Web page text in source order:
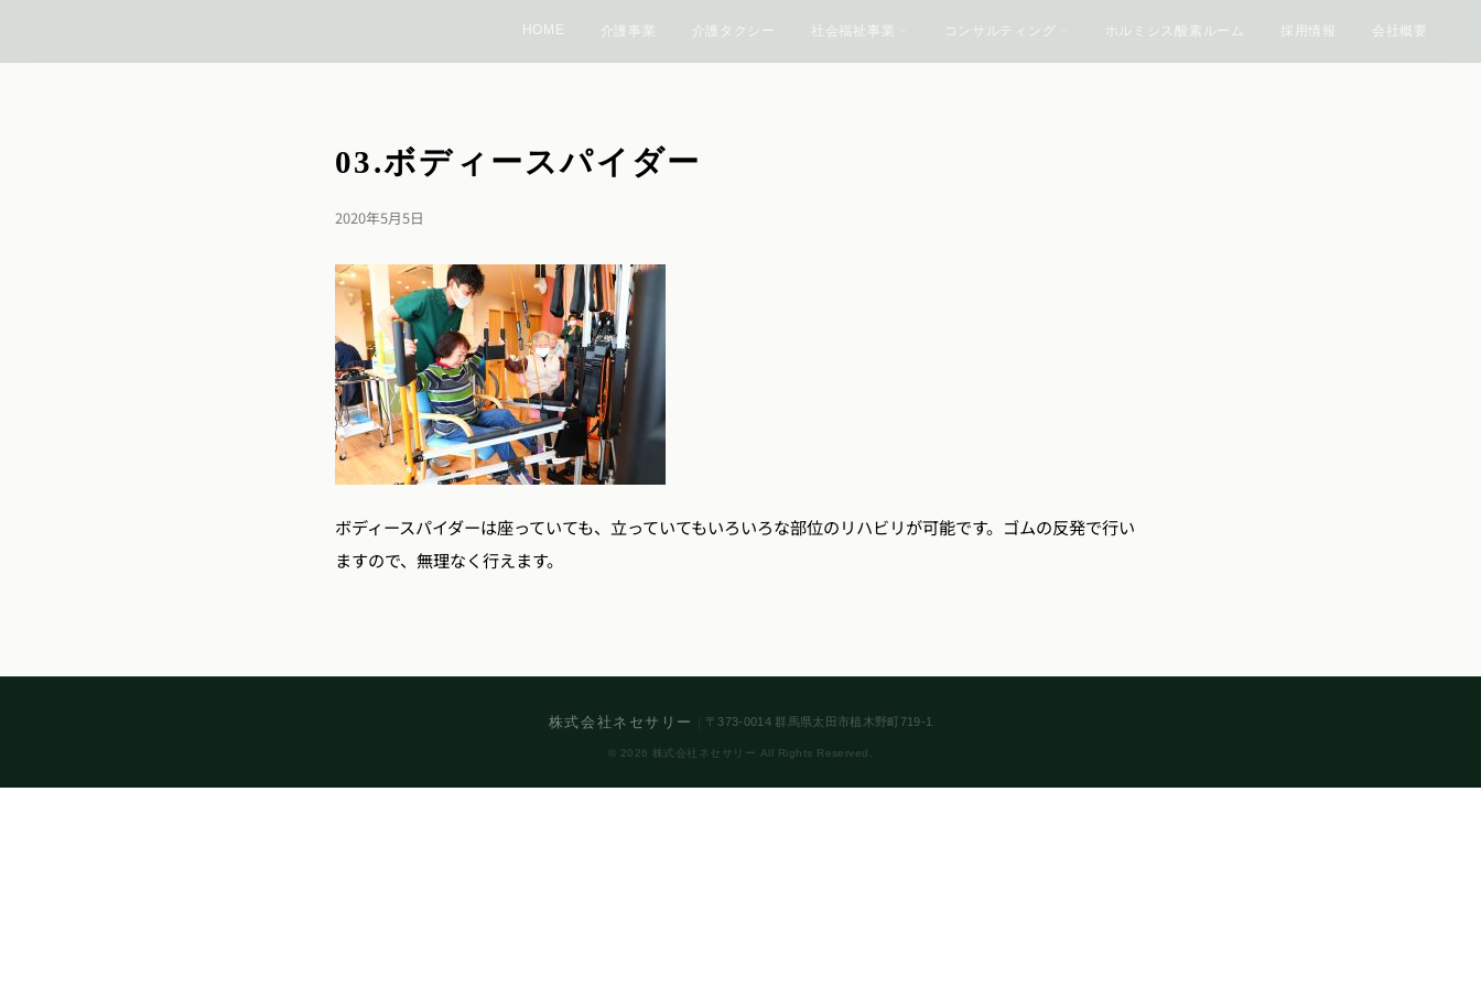
HOME 介護事業 介護タクシー 社会福祉事業 コンサルティング ホルミシス酸素ルーム 採用情報 会社概要
03.ボディースパイダー
2020年5月5日
ボディースパイダーは座っていても、立っていてもいろいろな部位のリハビリが可能です。ゴムの反発で行い
ますので、無理なく行えます。
株式会社ネセサリー 〒373-0014 群馬県太田市植木野町719-1
© 2026 株式会社ネセサリー All Rights Reserved.